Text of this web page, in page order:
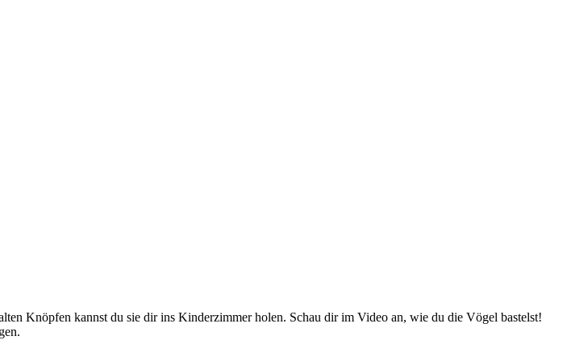
Knöpfen kannst du sie dir ins Kinderzimmer holen. Schau dir im Video an, wie du die Vögel bastelst!